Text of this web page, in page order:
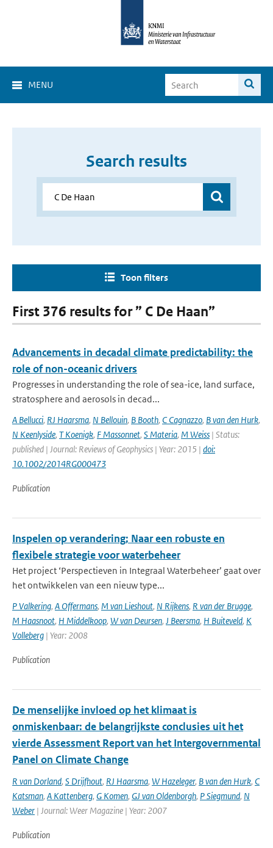
MENU
Search results
Toon filters
First 376 results for ” C De Haan”
Advancements in decadal climate predictability: the
role of non-oceanic drivers
Progresses in understanding the role of sea-ice, land surface,
stratosphere and aerosols in decad...
A Bellucci, RJ Haarsma, N Bellouin, B Booth, C Cagnazzo, B van den Hurk,
N Keenlyside, T Koenigk, F Massonnet, S Materia, M Weiss | Status:
published | Journal: Reviews of Geophysics | Year: 2015 | doi:
10.1002/2014RG000473
Publication
Inspelen op verandering; Naar een robuste en
flexibele strategie voor waterbeheer
Het project ‘Perspectieven in Integraal Waterbeheer’ gaat over
het ontwikkelen van een nieuw type...
P Valkering, A Offermans, M van Lieshout, N Rijkens, R van der Brugge,
M Haasnoot, H Middelkoop, W van Deursen, J Beersma, H Buiteveld, K
Volleberg | Year: 2008
Publication
De menselijke invloed op het klimaat is
onmiskenbaar: de belangrijkste conclusies uit het
vierde Assessment Report van het Intergovernmental
Panel on Climate Change
R van Dorland, S Drijfhout, RJ Haarsma, W Hazeleger, B van den Hurk, C
Katsman, A Kattenberg, G Komen, GJ van Oldenborgh, P Siegmund, N
Weber | Journal: Weer Magazine | Year: 2007
Publication